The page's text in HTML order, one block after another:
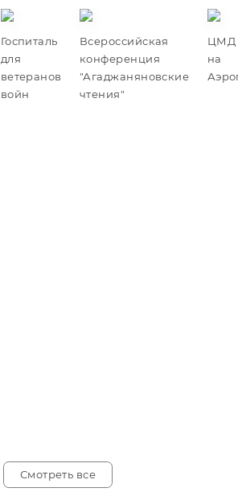
Госпиталь
для
ветеранов
войн
Всероссийская
конференция
"Агаджаняновские
чтения"
ЦМД
на
Смотреть все